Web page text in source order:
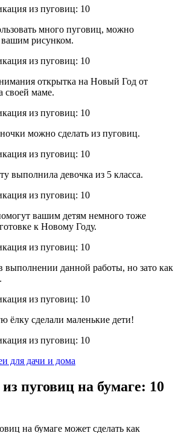
много пуговиц, можно
вашим рисунком.
открытка на Новый Год от
своей маме.
можно сделать из пуговиц.
выполнила девочка из 5 класса.
вашим детям немного тоже
к Новому Году.
выполнении данной работы, но зато как
ёлку сделали маленькие дети!
для дачи и дома
пуговиц на бумаге: 10
на бумаге может сделать как